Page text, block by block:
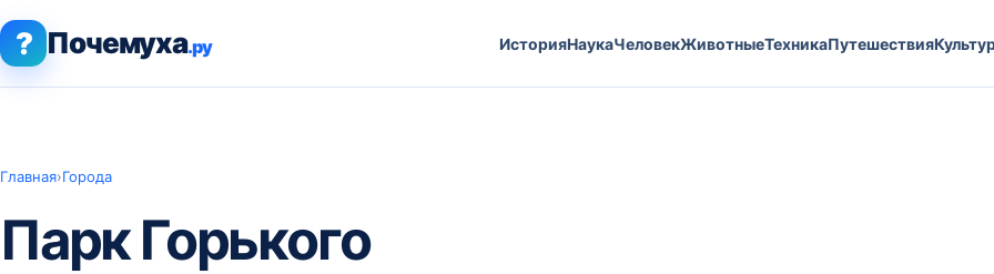
? Почемуха.ру ИсторияНаукаЧеловекЖивотныеТехникаПутешествия
Главная›Города
Парк Горького